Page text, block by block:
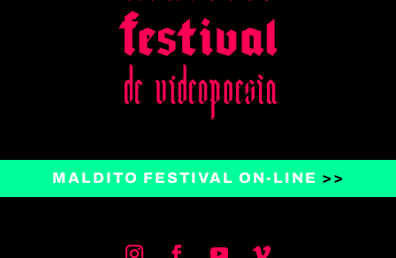
MALDITO FESTIVAL ON-LINE >>